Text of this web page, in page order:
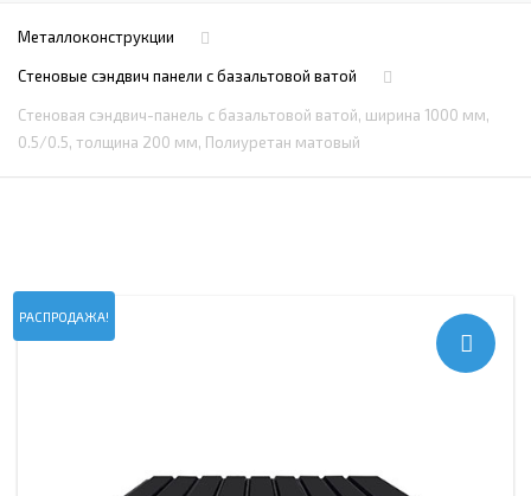
Металлоконструкции
Стеновые сэндвич панели с базальтовой ватой
Стеновая сэндвич-панель с базальтовой ватой, ширина 1000 мм,
0.5/0.5, толщина 200 мм, Полиуретан матовый
РАСПРОДАЖА!